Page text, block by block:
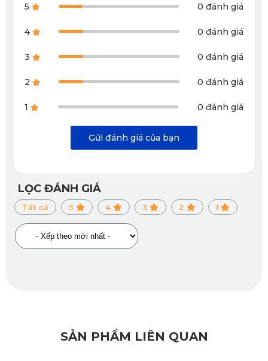
Đảm bảo không gian kín đáo, cản tầm nhìn từ
ngoài vào trong ô tô
5 0 đánh giá
4 0 đánh giá
3 0 đánh giá
2 0 đánh giá
1 0 đánh giá
Gửi đánh giá của bạn
LỌC ĐÁNH GIÁ
Tất cả 5 4 3 2 1
SẢN PHẨM LIÊN QUAN